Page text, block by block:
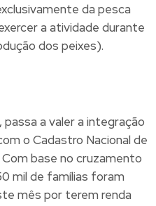
da pesca
a atividade durante
dos peixes).
a valer a integração
o Cadastro Nacional de
base no cruzamento
mil de famílias foram
mês por terem renda